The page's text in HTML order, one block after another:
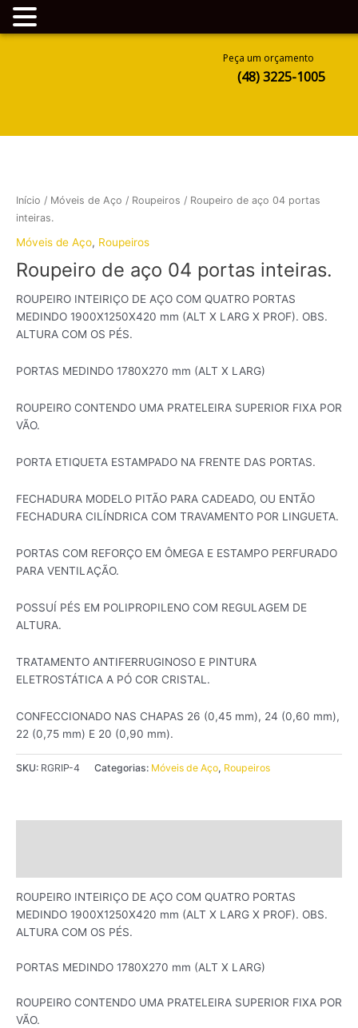
Peça um orçamento
(48) 3225-1005
Início / Móveis de Aço / Roupeiros / Roupeiro de aço 04 portas
inteiras.
Móveis de Aço, Roupeiros
Roupeiro de aço 04 portas inteiras.
ROUPEIRO INTEIRIÇO DE AÇO COM QUATRO PORTAS
MEDINDO 1900X1250X420 mm (ALT X LARG X PROF). OBS.
ALTURA COM OS PÉS.
PORTAS MEDINDO 1780X270 mm (ALT X LARG)
ROUPEIRO CONTENDO UMA PRATELEIRA SUPERIOR FIXA POR
VÃO.
PORTA ETIQUETA ESTAMPADO NA FRENTE DAS PORTAS.
FECHADURA MODELO PITÃO PARA CADEADO, OU ENTÃO
FECHADURA CILÍNDRICA COM TRAVAMENTO POR LINGUETA.
PORTAS COM REFORÇO EM ÔMEGA E ESTAMPO PERFURADO
PARA VENTILAÇÃO.
POSSUÍ PÉS EM POLIPROPILENO COM REGULAGEM DE
ALTURA.
TRATAMENTO ANTIFERRUGINOSO E PINTURA
ELETROSTÁTICA A PÓ COR CRISTAL.
CONFECCIONADO NAS CHAPAS 26 (0,45 mm), 24 (0,60 mm),
22 (0,75 mm) E 20 (0,90 mm).
SKU: RGRIP-4 Categorias: Móveis de Aço, Roupeiros
ROUPEIRO INTEIRIÇO DE AÇO COM QUATRO PORTAS
MEDINDO 1900X1250X420 mm (ALT X LARG X PROF). OBS.
ALTURA COM OS PÉS.
PORTAS MEDINDO 1780X270 mm (ALT X LARG)
ROUPEIRO CONTENDO UMA PRATELEIRA SUPERIOR FIXA POR
VÃO.